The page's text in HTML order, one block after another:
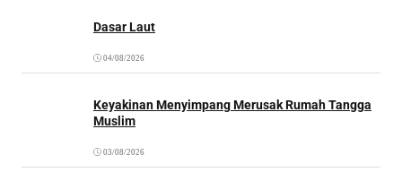
Dasar Laut
04/08/2026
Keyakinan Menyimpang Merusak Rumah Tangga
Muslim
03/08/2026